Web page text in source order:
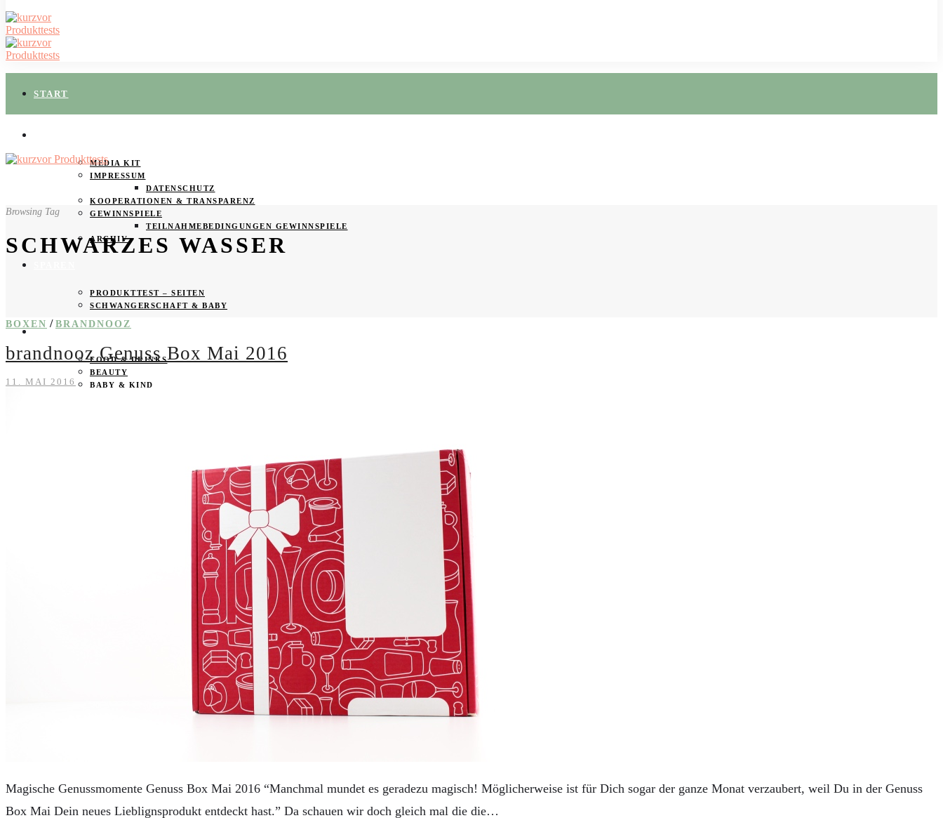
START
MEDIA KIT
IMPRESSUM
DATENSCHUTZ
KOOPERATIONEN & TRANSPARENZ
GEWINNSPIELE
TEILNAHMEBEDINGUNGEN GEWINNSPIELE
ARCHIV
PRODUKTTEST – SEITEN
SCHWANGERSCHAFT & BABY
PRODUKTTESTER GESUCHT
FOOD & DRINKS
BEAUTY
BABY & KIND
KAFFEEMASCHINEN & CO
FOTOS UND FOTOBÜCHER
Browsing Tag
SCHWARZES WASSER
BOXEN / BRANDNOOZ
brandnooz Genuss Box Mai 2016
11. MAI 2016
Magische Genussmomente Genuss Box Mai 2016 “Manchmal mundet es geradezu magisch! Möglicherweise ist für Dich sogar der ganze Monat verzaubert, weil Du in der Genuss
Box Mai Dein neues Lieblignsprodukt entdeckt hast.” Da schauen wir doch gleich mal die die…